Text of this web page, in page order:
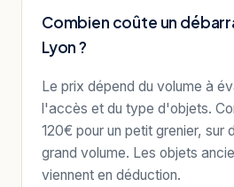
Combien coûte un
Lyon ?
Le prix dépend du volume à
l'accès et du type d'objets.
120€ pour un petit grenier, sur
grand volume. Les objets
viennent en déduction.